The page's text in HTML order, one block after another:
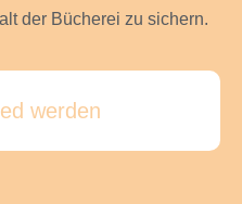
der Bücherei zu sichern.
werden